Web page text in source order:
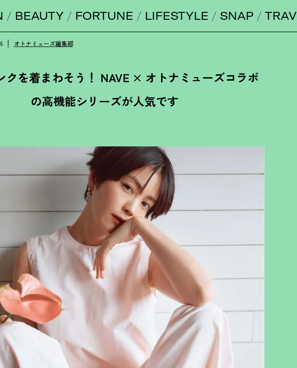
BEAUTY FORTUNE LIFESTYLE SNAP
オトナミューズ編集部
クを着まわそう ！ NAVE × オトナミューズコラボ
の高機能シリーズが人気です